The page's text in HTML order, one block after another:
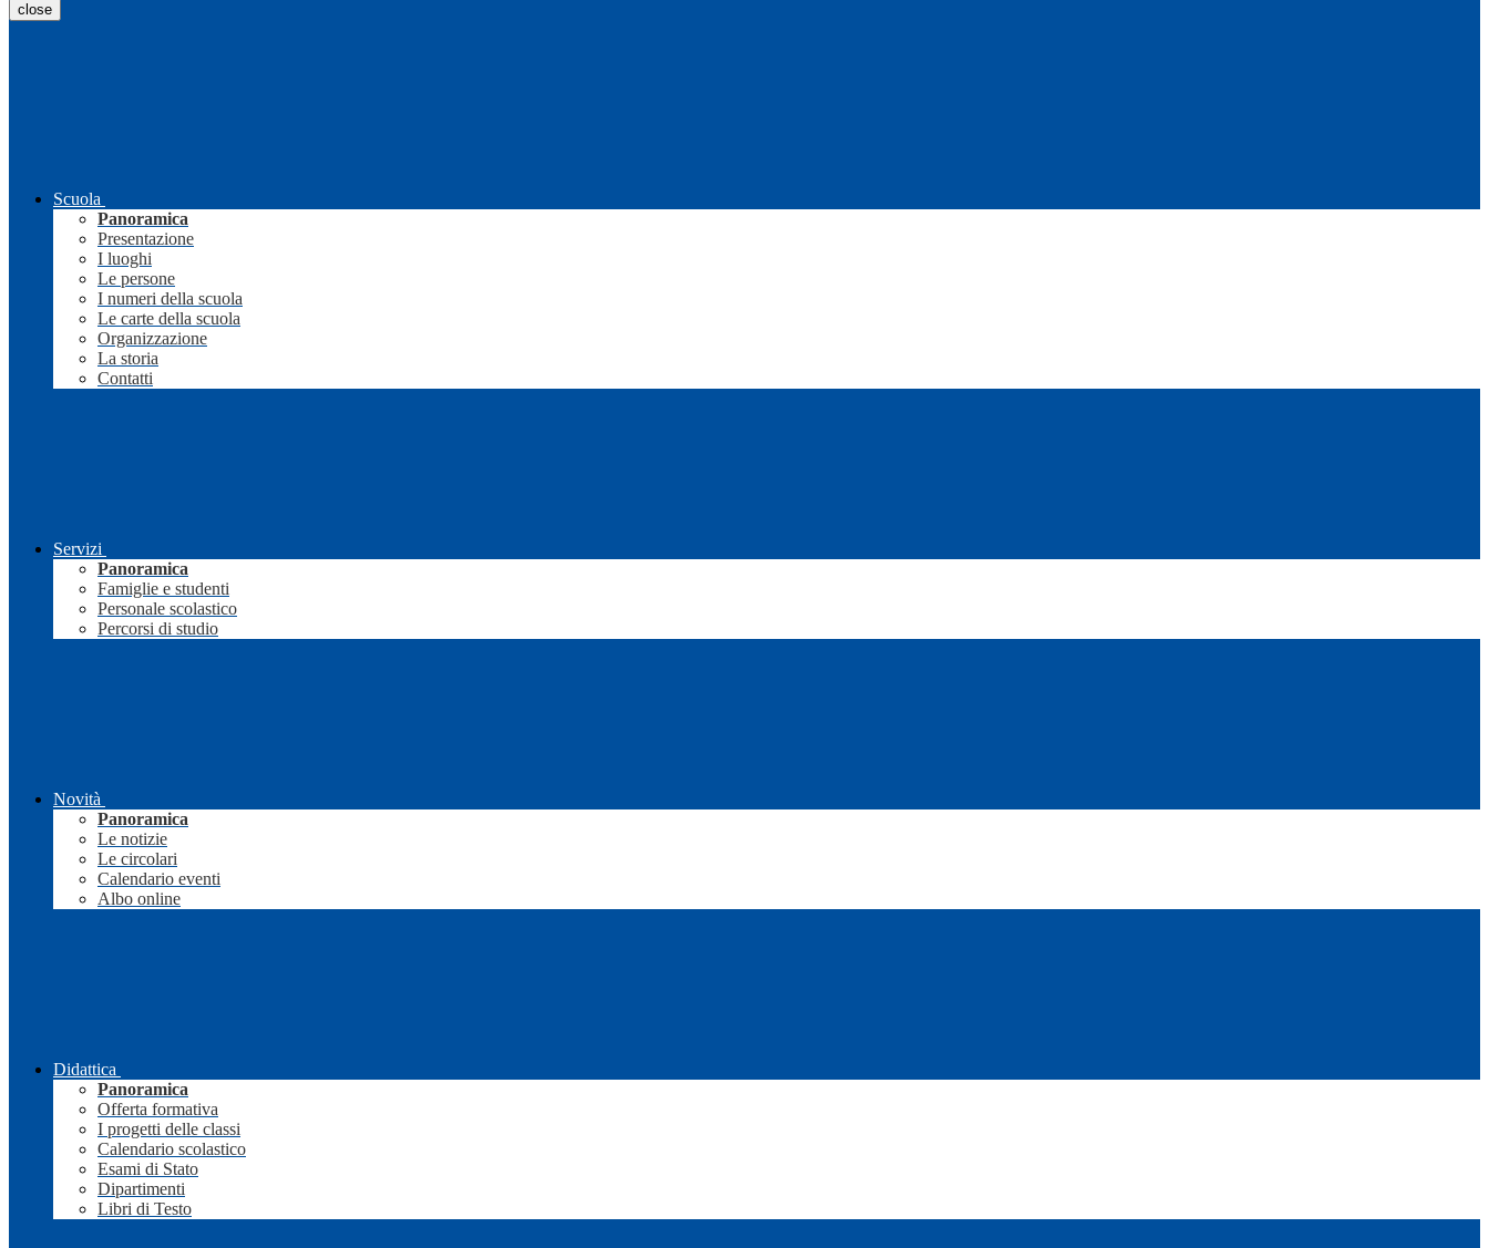
close
Scuola
Panoramica
Presentazione
I luoghi
Le persone
I numeri della scuola
Le carte della scuola
Organizzazione
La storia
Contatti
Servizi
Panoramica
Famiglie e studenti
Personale scolastico
Percorsi di studio
Novità
Panoramica
Le notizie
Le circolari
Calendario eventi
Albo online
Didattica
Panoramica
Offerta formativa
I progetti delle classi
Calendario scolastico
Esami di Stato
Dipartimenti
Libri di Testo